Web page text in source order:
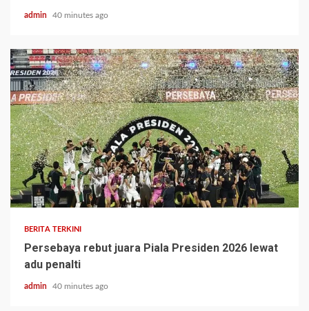
admin 40 minutes ago
BERITA TERKINI
Persebaya rebut juara Piala Presiden 2026 lewat
adu penalti
admin 40 minutes ago